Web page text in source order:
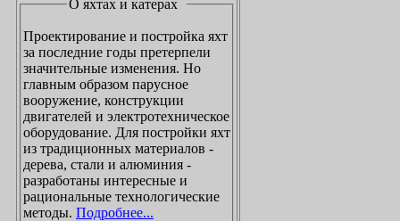
О яхтах и катерах
Проектирование и постройка яхт
за последние годы претерпели
значительные изменения. Но
главным образом парусное
вооружение, конструкции
двигателей и электротехническое
оборудование. Для постройки яхт
из традиционных материалов -
дерева, стали и алюминия -
разработаны интересные и
рациональные технологические
методы. Подробнее...